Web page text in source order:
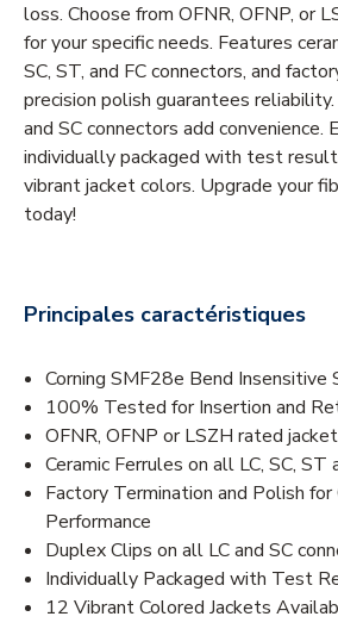
loss. Choose from OFNR, OFNP, or
for your specific needs. Features
SC, ST, and FC connectors, and
precision polish guarantees
and SC connectors add convenience.
individually packaged with test
vibrant jacket colors. Upgrade your
today!
Principales caractéristiques
Corning SMF28e Bend Insensitive
100% Tested for Insertion and
OFNR, OFNP or LSZH rated jacket
Ceramic Ferrules on all LC, SC, ST
Factory Termination and Polish
Performance
Duplex Clips on all LC and SC
Individually Packaged with Test
12 Vibrant Colored Jackets